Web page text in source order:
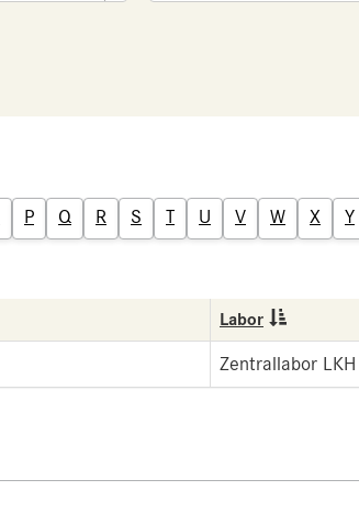
P Q R S T U V W X Y
Labor
Zentrallabor LKH